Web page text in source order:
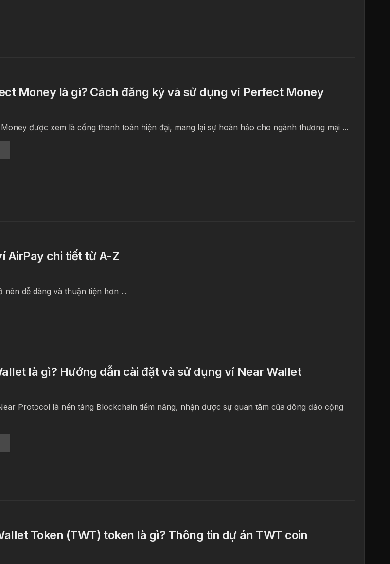
Money là gì? Cách đăng ký và sử dụng ví Perfect Money
được xem là cổng thanh toán hiện đại, mang lại sự hoàn hảo cho ngành thương mại ...
AirPay chi tiết từ A-Z
dễ dàng và thuận tiện hơn ...
là gì? Hướng dẫn cài đặt và sử dụng ví Near Wallet
Protocol là nền tảng Blockchain tiềm năng, nhận được sự quan tâm của đông đảo cộng
Token (TWT) token là gì? Thông tin dự án TWT coin